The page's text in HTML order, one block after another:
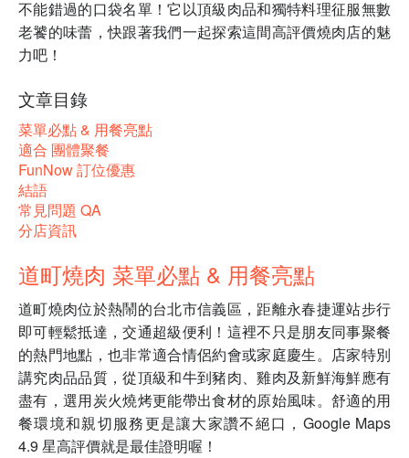
不能錯過的口袋名單！它以頂級肉品和獨特料理征服無數
老饕的味蕾，快跟著我們一起探索這間高評價燒肉店的魅
力吧！
文章目錄
菜單必點 & 用餐亮點
適合 團體聚餐
FunNow 訂位優惠
結語
常見問題 QA
分店資訊
道町燒肉 菜單必點 & 用餐亮點
道町燒肉位於熱鬧的台北市信義區，距離永春捷運站步行
即可輕鬆抵達，交通超級便利！這裡不只是朋友同事聚餐
的熱門地點，也非常適合情侶約會或家庭慶生。店家特別
講究肉品品質，從頂級和牛到豬肉、雞肉及新鮮海鮮應有
盡有，選用炭火燒烤更能帶出食材的原始風味。舒適的用
餐環境和親切服務更是讓大家讚不絕口，Google Maps
4.9 星高評價就是最佳證明喔！